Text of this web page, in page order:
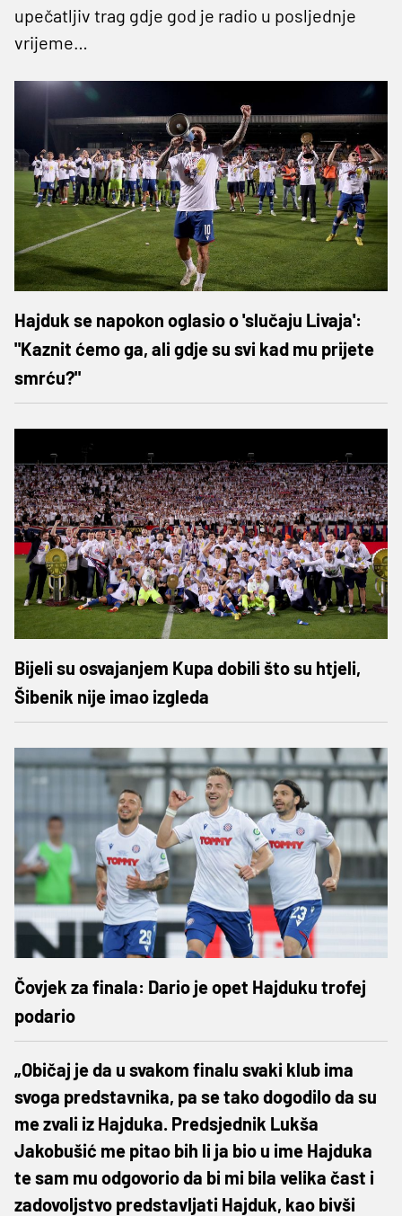
upečatljiv trag gdje god je radio u posljednje
vrijeme…
Hajduk se napokon oglasio o 'slučaju Livaja':
"Kaznit ćemo ga, ali gdje su svi kad mu prijete
smrću?"
Bijeli su osvajanjem Kupa dobili što su htjeli,
Šibenik nije imao izgleda
Čovjek za finala: Dario je opet Hajduku trofej
podario
„Običaj je da u svakom finalu svaki klub ima
svoga predstavnika, pa se tako dogodilo da su
me zvali iz Hajduka. Predsjednik Lukša
Jakobušić me pitao bih li ja bio u ime Hajduka
te sam mu odgovorio da bi mi bila velika čast i
zadovoljstvo predstavljati Hajduk, kao bivši